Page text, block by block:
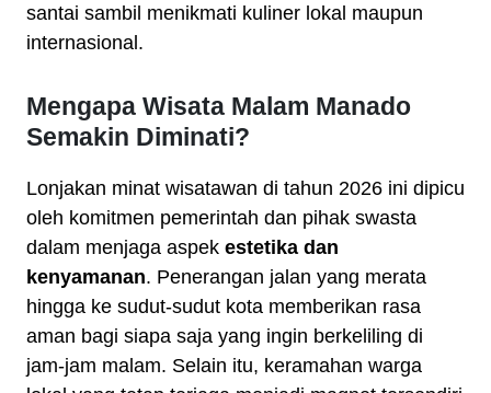
santai sambil menikmati kuliner lokal maupun
internasional.
Mengapa Wisata Malam Manado
Semakin Diminati?
Lonjakan minat wisatawan di tahun 2026 ini dipicu
oleh komitmen pemerintah dan pihak swasta
dalam menjaga aspek estetika dan
kenyamanan. Penerangan jalan yang merata
hingga ke sudut-sudut kota memberikan rasa
aman bagi siapa saja yang ingin berkeliling di
jam-jam malam. Selain itu, keramahan warga